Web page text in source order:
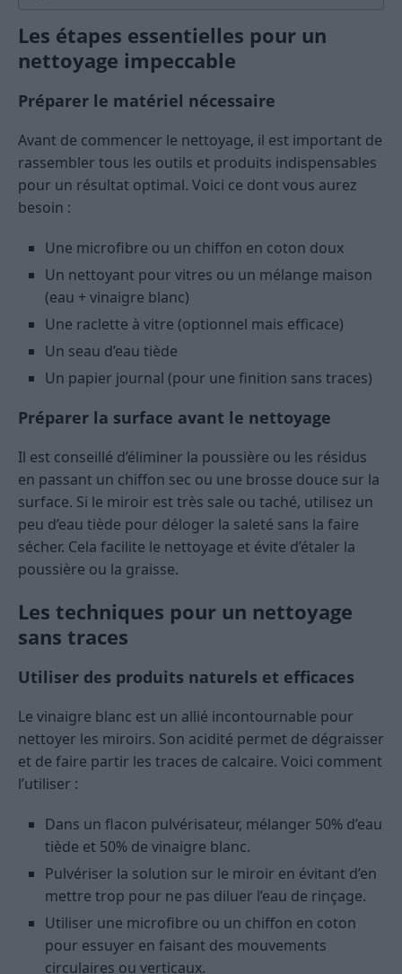
Les étapes essentielles pour un
nettoyage impeccable
Préparer le matériel nécessaire
Avant de commencer le nettoyage, il est important de
rassembler tous les outils et produits indispensables
pour un résultat optimal. Voici ce dont vous aurez
besoin :
Une microfibre ou un chiffon en coton doux
Un nettoyant pour vitres ou un mélange maison
(eau + vinaigre blanc)
Une raclette à vitre (optionnel mais efficace)
Un seau d’eau tiède
Un papier journal (pour une finition sans traces)
Préparer la surface avant le nettoyage
Il est conseillé d’éliminer la poussière ou les résidus
en passant un chiffon sec ou une brosse douce sur la
surface. Si le miroir est très sale ou taché, utilisez un
peu d’eau tiède pour déloger la saleté sans la faire
sécher. Cela facilite le nettoyage et évite d’étaler la
poussière ou la graisse.
Les techniques pour un nettoyage
sans traces
Utiliser des produits naturels et efficaces
Le vinaigre blanc est un allié incontournable pour
nettoyer les miroirs. Son acidité permet de dégraisser
et de faire partir les traces de calcaire. Voici comment
l’utiliser :
Dans un flacon pulvérisateur, mélanger 50% d’eau
tiède et 50% de vinaigre blanc.
Pulvériser la solution sur le miroir en évitant d’en
mettre trop pour ne pas diluer l’eau de rinçage.
Utiliser une microfibre ou un chiffon en coton
pour essuyer en faisant des mouvements
circulaires ou verticaux.